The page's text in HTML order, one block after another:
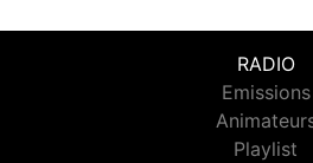
RADIO
Emissions
Playlist